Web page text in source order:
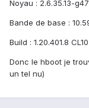
Noyau : 2.6.35.13-
Bande de base :
Build : 1.20.401.8
Donc le hboot je
un tel nu)